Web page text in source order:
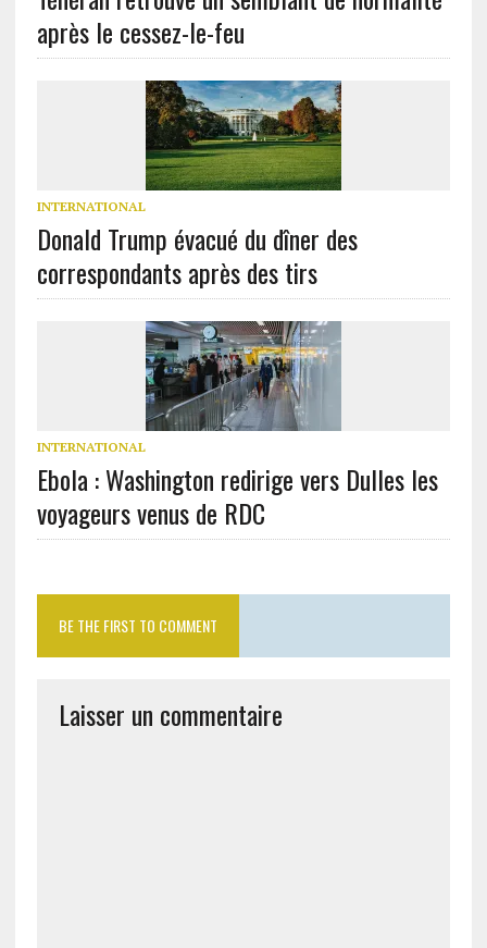
après le cessez-le-feu
INTERNATIONAL
Donald Trump évacué du dîner des
correspondants après des tirs
INTERNATIONAL
Ebola : Washington redirige vers Dulles les
voyageurs venus de RDC
BE THE FIRST TO COMMENT
Laisser un commentaire